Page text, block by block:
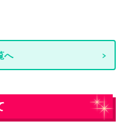
へ